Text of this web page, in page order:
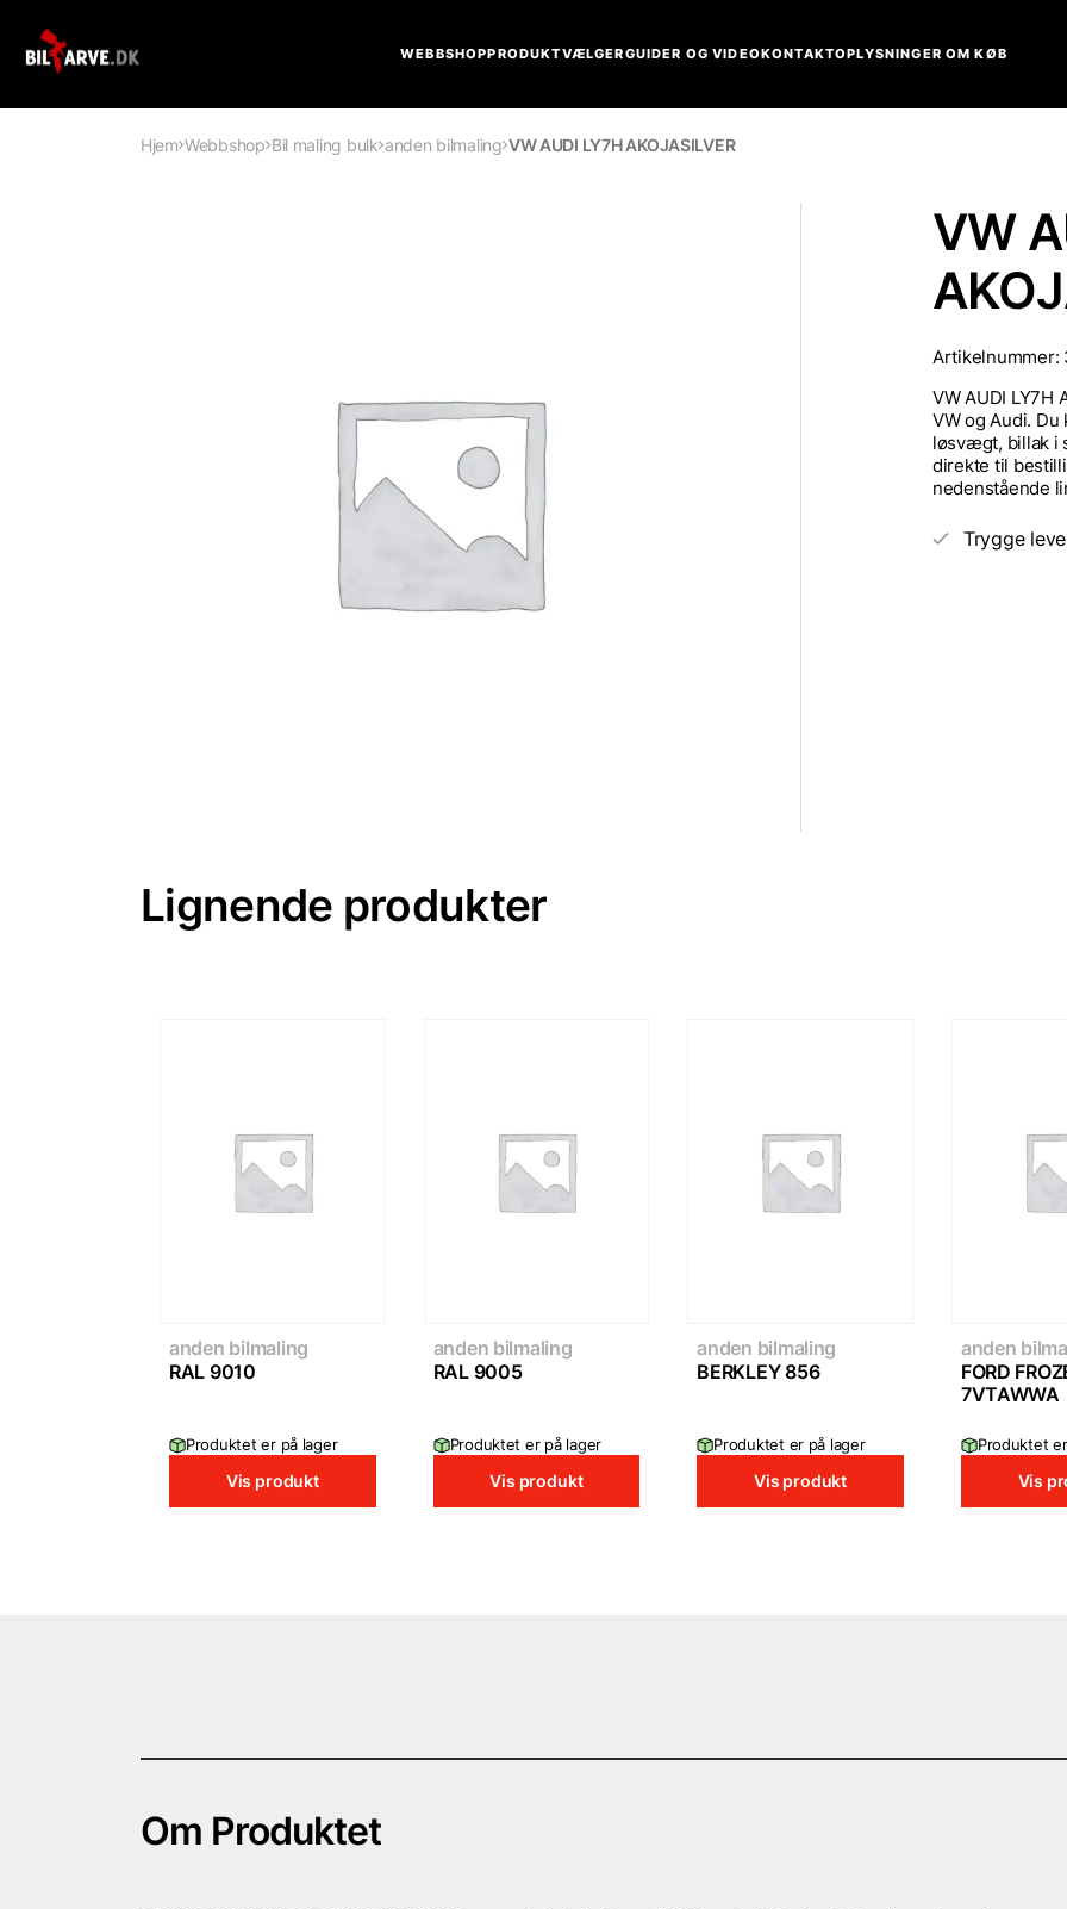
WEBBSHOPPRODUKTVÆLGERGUIDER OG VIDEOKONTAKTOPLYSNINGER OM KØB
Hjem Webbshop Bil maling bulk anden bilmaling VW AUDI LY7H AKOJASILVER
VW
Artikelnummer:
VW AUDI LY7H
VW og Audi.
løsvægt, billak i
direkte til
nedenstående
Trygge
Lignende produkter
anden bilmaling
RAL 9010
Produktet er på lager
Vis produkt
anden bilmaling
RAL 9005
Produktet er på lager
Vis produkt
anden bilmaling
BERKLEY 856
Produktet er på lager
Vis produkt
anden
FORD
7VTAWWA
Produktet
Vis
Om Produktet